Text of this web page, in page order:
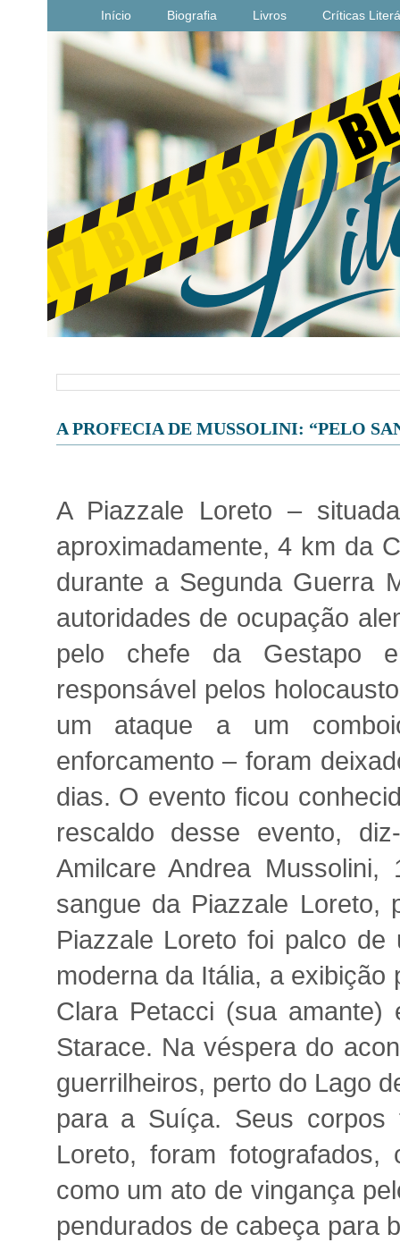
Início Biografia Livros Críticas
A PROFECIA DE MUSSOLINI: “PELO
A Piazzale Loreto –
aproximadamente, 4 km da
durante a Segunda Guerra
autoridades de ocupação
pelo chefe da Gestapo
responsável pelos
um ataque a um
enforcamento – foram
dias. O evento ficou
rescaldo desse evento,
Amilcare Andrea Mussolini,
sangue da Piazzale Loreto,
Piazzale Loreto foi palco
moderna da Itália, a
Clara Petacci (sua amante)
Starace. Na véspera do
guerrilheiros, perto do Lago
para a Suíça. Seus
Loreto, foram
como um ato de vingança
pendurados de cabeça para